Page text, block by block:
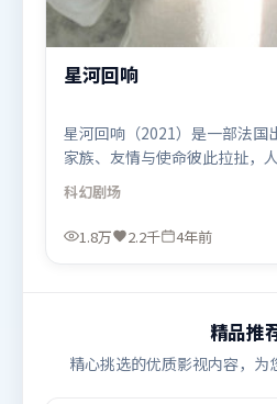
星河回响
星河回响（2021）是一部法国
家族、友情与使命彼此拉扯，
住心中微光。群像刻画各有弧
进功能。由毕赣执导，张家辉
尔·汗、基里安·墨菲等联袂出
科幻剧场
1.8万 2.2千 4年前
精品推
精心挑选的优质影视内容，为